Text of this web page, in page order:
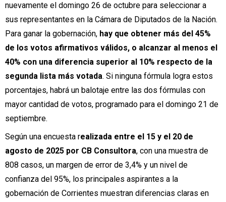
nuevamente el domingo 26 de octubre para seleccionar a
sus representantes en la Cámara de Diputados de la Nación.
Para ganar la gobernación, hay que obtener más del 45%
de los votos afirmativos válidos, o alcanzar al menos el
40% con una diferencia superior al 10% respecto de la
segunda lista más votada. Si ninguna fórmula logra estos
porcentajes, habrá un balotaje entre las dos fórmulas con
mayor cantidad de votos, programado para el domingo 21 de
septiembre.
Según una encuesta realizada entre el 15 y el 20 de
agosto de 2025 por CB Consultora, con una muestra de
808 casos, un margen de error de 3,4% y un nivel de
confianza del 95%, los principales aspirantes a la
gobernación de Corrientes muestran diferencias claras en